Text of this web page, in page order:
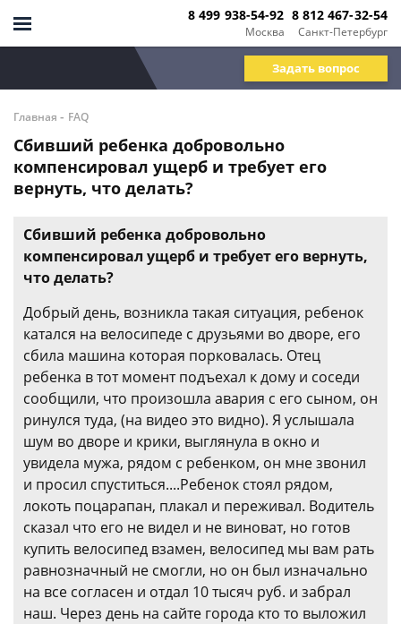
Москва
8 499 938-54-92
Санкт-Петербург
8 812 467-32-54
Задать вопрос
Главная - FAQ
Сбивший ребенка добровольно
компенсировал ущерб и требует его
вернуть, что делать?
Сбивший ребенка добровольно
компенсировал ущерб и требует его вернуть,
что делать?
Добрый день, возникла такая ситуация, ребенок
катался на велосипеде с друзьями во дворе, его
сбила машина которая порковалась. Отец
ребенка в тот момент подъехал к дому и соседи
сообщили, что произошла авария с его сыном, он
ринулся туда, (на видео это видно). Я услышала
шум во дворе и крики, выглянула в окно и
увидела мужа, рядом с ребенком, он мне звонил
и просил спуститься....Ребенок стоял рядом,
локоть поцарапан, плакал и переживал. Водитель
сказал что его не видел и не виноват, но готов
купить велосипед взамен, велосипед мы вам рать
равнозначный не смогли, но он был изначально
на все согласен и отдал 10 тысяч руб. и забрал
наш. Через день на сайте города кто то выложил